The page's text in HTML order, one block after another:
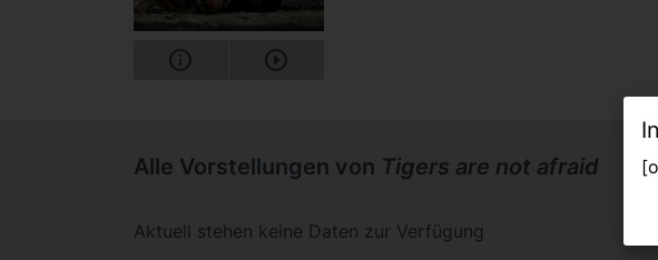
Alle Vorstellungen von Tigers are not afraid
Aktuell stehen keine Daten zur Verfügung